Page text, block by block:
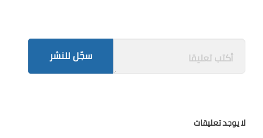
سجّل للنشر
لا يوجد تعليقات